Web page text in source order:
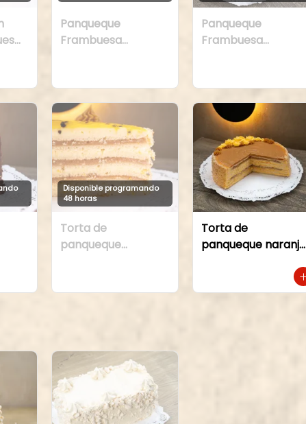
Panqueque
Frambuesa
Panqueque
Frambuesa
Disponible programando
48 horas
Torta de
panqueque
Torta de
panqueque naranja